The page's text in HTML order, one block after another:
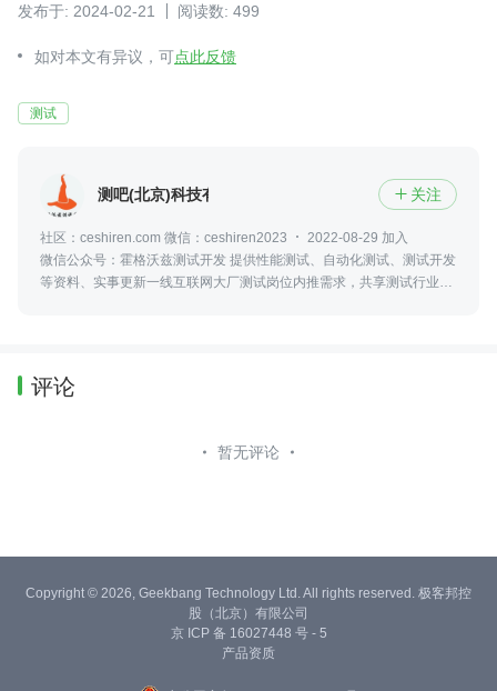
发布于: 2024-02-21 阅读数: 499
如对本文有异议，可点此反馈
测试
测吧(北京)科技有限公司  关注
社区：ceshiren.com 微信：ceshiren2023
2022-08-29 加入
微信公众号：霍格沃兹测试开发 提供性能测试、自动化测试、测试开发
等资料、实事更新一线互联网大厂测试岗位内推需求，共享测试行业动
评论
暂无评论
Copyright © 2026, Geekbang Technology Ltd. All rights reserved. 极客邦控
股（北京）有限公司
京 ICP 备 16027448 号 - 5
产品资质